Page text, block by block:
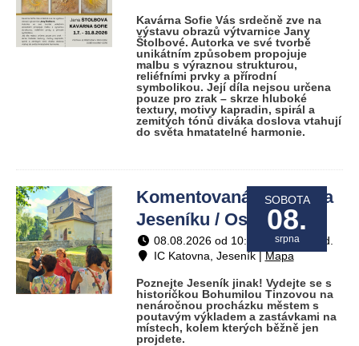
Kavárna Sofie Vás srdečně zve na
výstavu obrazů výtvarnice Jany
Štolbové. Autorka ve své tvorbě
unikátním způsobem propojuje
malbu s výraznou strukturou,
reliéfními prvky a přírodní
symbolikou. Její díla nejsou určena
pouze pro zrak – skrze hluboké
textury, motivy kapradin, spirál a
zemitých tónů diváka doslova vtahují
do světa hmatatelné harmonie.
SOBOTA
08.
srpna
Komentovaná prohlídka
Jeseníku / Ostatní
08.08.2026 od 10:00 do 12:00 hod.
IC Katovna, Jeseník |Mapa
Poznejte Jeseník jinak! Vydejte se s
historičkou Bohumilou Tinzovou na
nenáročnou procházku městem s
poutavým výkladem a zastávkami na
místech, kolem kterých běžně jen
projdete.